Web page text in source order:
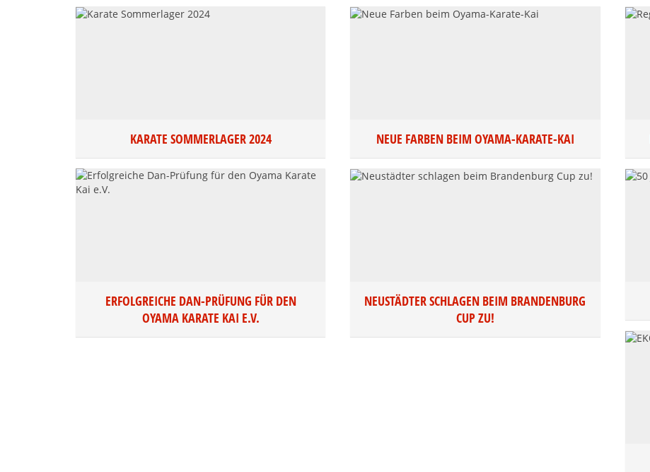
KARATE SOMMERLAGER 2024 NEUE FARBEN BEIM OYAMA-KARATE-KAI
ERFOLGREICHE DAN-PRÜFUNG FÜR DEN
OYAMA KARATE KAI E.V.
NEUSTÄDTER SCHLAGEN BEIM BRANDENBURG
CUP ZU!